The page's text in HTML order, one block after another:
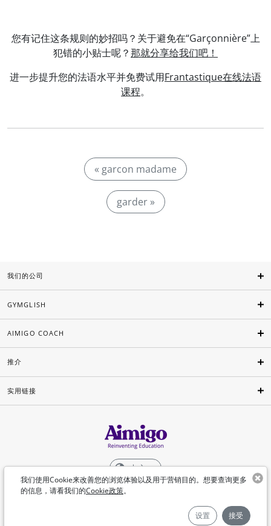
您有记住这条规则的妙招吗？关于避免在“Garçonnière”上
犯错的小贴士呢？那就分享给我们吧！
进一步提升您的法语水平并免费试用Frantastique在线法语
课程。
« garcon madame
garder »
我们使用Cookie来改善您的浏览体验以及用于营销目的。想要查询更多
的信息，请看我们的Cookie政策。
设置 接受
我们的公司
GYMGLISH
AIMIGO COACH
推介
实用链接
中文
©Aimigo 2026